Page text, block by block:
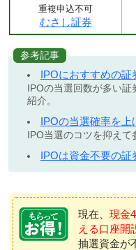
重複申込不可
むさし証券
参考記事
IPOにおすすめの証
IPOの当選回数が多い
紹介。
IPOの当選確率を上
IPO当選のコツを抑えて
IPOは資金不要の証
現在、 現金
える口座開
抽選資金が